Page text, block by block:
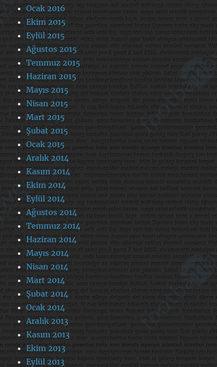
Ocak 2016
Ekim 2015
Eylül 2015
Ağustos 2015
Temmuz 2015
Haziran 2015
Mayıs 2015
Nisan 2015
Mart 2015
Şubat 2015
Ocak 2015
Aralık 2014
Kasım 2014
Ekim 2014
Eylül 2014
Ağustos 2014
Temmuz 2014
Haziran 2014
Mayıs 2014
Nisan 2014
Mart 2014
Şubat 2014
Ocak 2014
Aralık 2013
Kasım 2013
Ekim 2013
Eylül 2013